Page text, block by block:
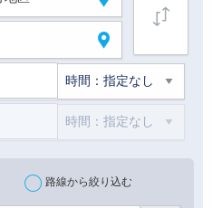
路線から絞り込む